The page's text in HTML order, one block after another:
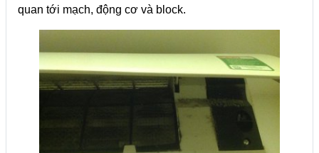
quan tới mạch, động cơ và block.